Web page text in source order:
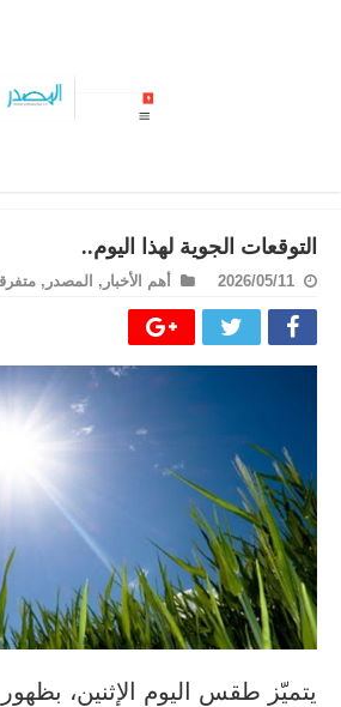
حصيلة الدورة الرابعة للبرلمان…المصادقة على 26 مشروع قانو
التوقعات الجوية لهذا اليوم..
2026/05/11 أهم الأخبار , المصدر ,
يتميّز طقس اليوم الإثنين،